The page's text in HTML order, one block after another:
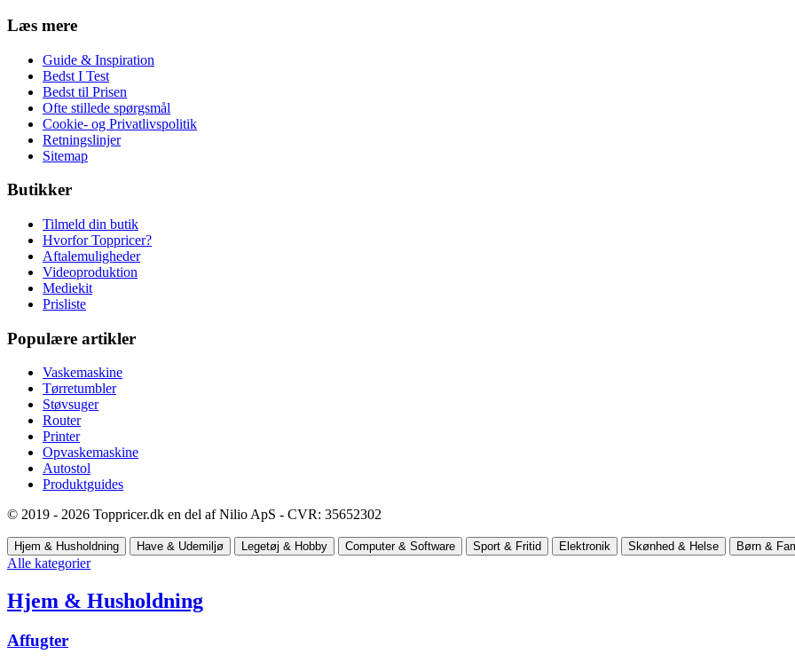
Læs mere
Guide & Inspiration
Bedst I Test
Bedst til Prisen
Ofte stillede spørgsmål
Cookie- og Privatlivspolitik
Retningslinjer
Sitemap
Butikker
Tilmeld din butik
Hvorfor Toppricer?
Aftalemuligheder
Videoproduktion
Mediekit
Prisliste
Populære artikler
Vaskemaskine
Tørretumbler
Støvsuger
Router
Printer
Opvaskemaskine
Autostol
Produktguides
© 2019 - 2026 Toppricer.dk en del af Nilio ApS - CVR: 35652302
Hjem & Husholdning Have & Udemiljø Legetøj & Hobby Computer & Software Sport & Fritid Elektronik Skønhed & Helse Børn &
Alle kategorier
Hjem & Husholdning
Affugter